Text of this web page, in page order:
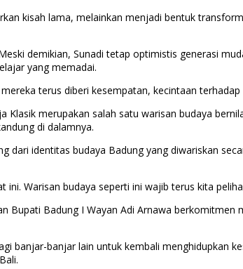
kisah lama, melainkan menjadi bentuk
demikian, Sunadi tetap optimistis generasi
yang memadai.
terus diberi kesempatan, kecintaan
merupakan salah satu warisan budaya
di dalamnya.
dari identitas budaya Badung yang diwariskan
Warisan budaya seperti ini wajib terus kita
Badung I Wayan Adi Arnawa
banjar-banjar lain untuk kembali menghidupkan